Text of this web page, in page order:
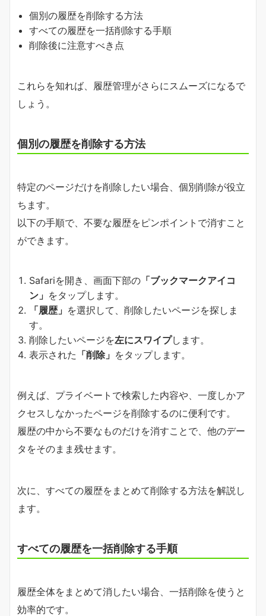
個別の履歴を削除する方法
すべての履歴を一括削除する手順
削除後に注意すべき点
これらを知れば、履歴管理がさらにスムーズになるで
しょう。
個別の履歴を削除する方法
特定のページだけを削除したい場合、個別削除が役立
ちます。
以下の手順で、不要な履歴をピンポイントで消すこと
ができます。
Safariを開き、画面下部の 「ブックマークアイコ
ン」 をタップします。
「履歴」 を選択して、削除したいページを探しま
す。
削除したいページを左にスワイプします。
表示された 「削除」 をタップします。
例えば、プライベートで検索した内容や、一度しかア
クセスしなかったページを削除するのに便利です。
履歴の中から不要なものだけを消すことで、他のデー
タをそのまま残せます。
次に、すべての履歴をまとめて削除する方法を解説し
ます。
すべての履歴を一括削除する手順
履歴全体をまとめて消したい場合、一括削除を使うと
効率的です。